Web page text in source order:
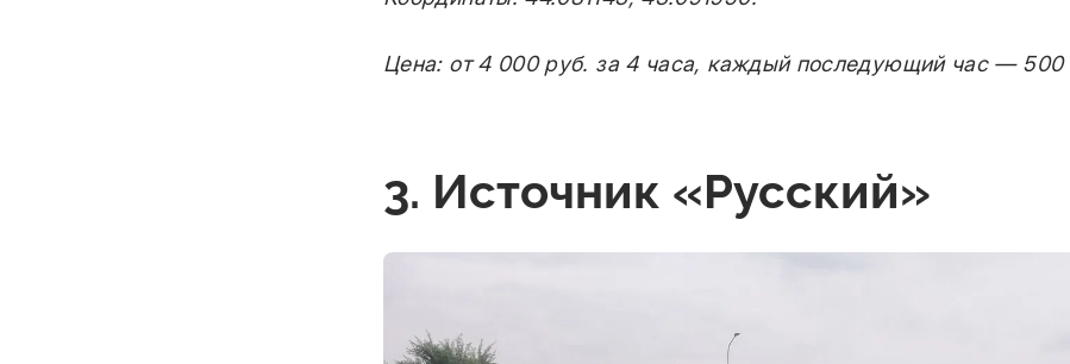
Цена: от 4 000 руб. за 4 часа, каждый последующий час — 500
3. Источник «Русский»